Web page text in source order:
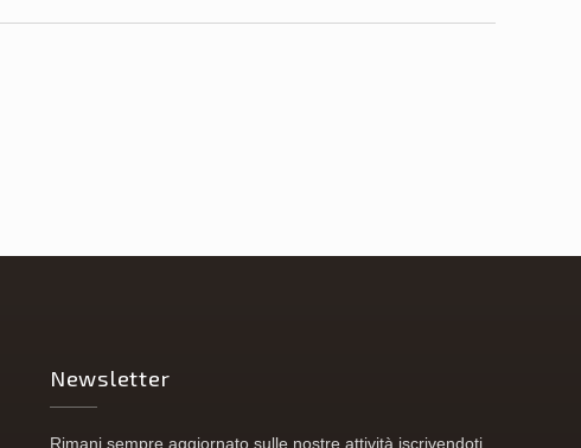
Newsletter
Rimani sempre aggiornato sulle nostre attività iscrivendoti